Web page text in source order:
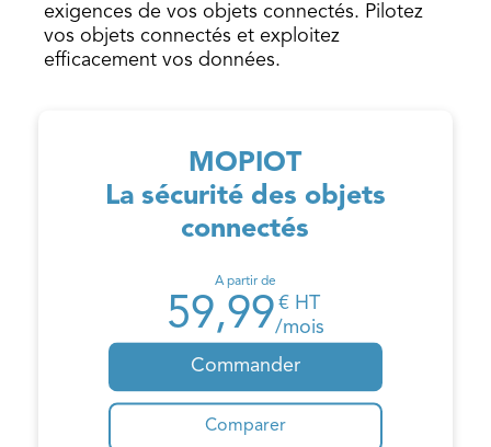
exigences de vos objets connectés. Pilotez
vos objets connectés et exploitez
efficacement vos données.
MOPIOT
La sécurité des objets
connectés
A partir de
59,99 € HT
/mois
Commander
Comparer